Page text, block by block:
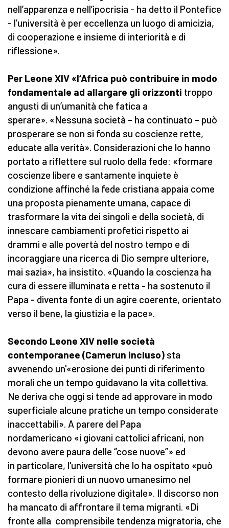
nell’apparenza e nell’ipocrisia - ha detto il Pontefice
- l’università è per eccellenza un luogo di amicizia,
di cooperazione e insieme di interiorità e di
riflessione».
Per Leone XIV «l’Africa può contribuire in modo
fondamentale ad allargare gli orizzonti troppo
angusti di un’umanità che fatica a
sperare». «Nessuna società – ha continuato – può
prosperare se non si fonda su coscienze rette,
educate alla verità». Considerazioni che lo hanno
portato a riflettere sul ruolo della fede: «formare
coscienze libere e santamente inquiete è
condizione affinché la fede cristiana appaia come
una proposta pienamente umana, capace di
trasformare la vita dei singoli e della società, di
innescare cambiamenti profetici rispetto ai
drammi e alle povertà del nostro tempo e di
incoraggiare una ricerca di Dio sempre ulteriore,
mai sazia», ha insistito. «Quando la coscienza ha
cura di essere illuminata e retta - ha sostenuto il
Papa - diventa fonte di un agire coerente, orientato
verso il bene, la giustizia e la pace».
Secondo Leone XIV nelle società
contemporanee (Camerun incluso) sta
avvenendo un'«erosione dei punti di riferimento
morali che un tempo guidavano la vita collettiva.
Ne deriva che oggi si tende ad approvare in modo
superficiale alcune pratiche un tempo considerate
inaccettabili». A parere del Papa
nordamericano «i giovani cattolici africani, non
devono avere paura delle “cose nuove”» ed
in particolare, l'università che lo ha ospitato «può
formare pionieri di un nuovo umanesimo nel
contesto della rivoluzione digitale». Il discorso non
ha mancato di affrontare il tema migranti. «Di
fronte alla comprensibile tendenza migratoria, che